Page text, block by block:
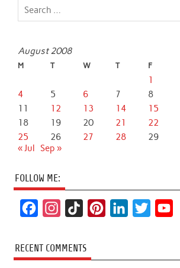
August 2008
M T W T F
1
4
5 6 7 8
11
12 13 14 15
18
19 20 21 22
25
26 27 28 29
« Jul Sep »
FOLLOW ME:
c
e
s
t
k
T
t
k
t
T
RECENT COMMENTS